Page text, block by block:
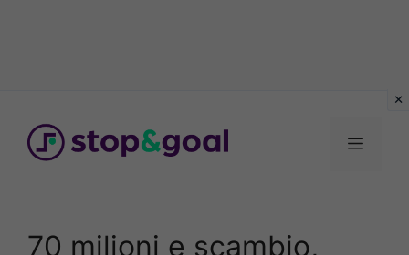
contenuto
Menu
70 milioni e scambio,